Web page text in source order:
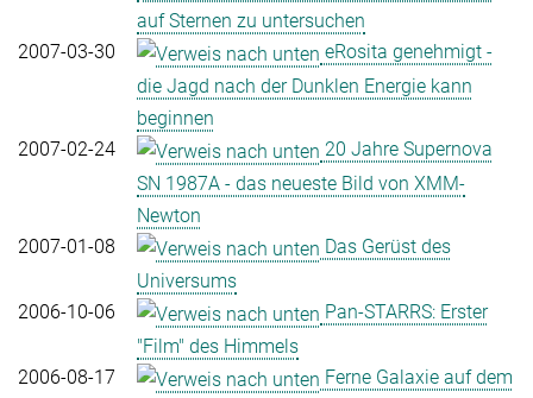
auf Sternen zu untersuchen
2007-03-30
eRosita genehmigt -
die Jagd nach der Dunklen Energie kann
beginnen
2007-02-24
20 Jahre Supernova
SN 1987A - das neueste Bild von XMM-
Newton
2007-01-08
Das Gerüst des
Universums
2006-10-06
Pan-STARRS: Erster
"Film" des Himmels
2006-08-17
Ferne Galaxie auf dem